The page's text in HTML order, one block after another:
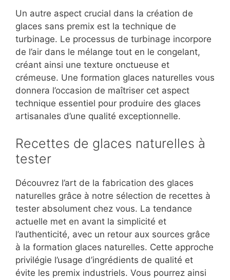
Un autre aspect crucial dans la création de
glaces sans premix est la technique de
turbinage. Le processus de turbinage incorpore
de l’air dans le mélange tout en le congelant,
créant ainsi une texture onctueuse et
crémeuse. Une formation glaces naturelles vous
donnera l’occasion de maîtriser cet aspect
technique essentiel pour produire des glaces
artisanales d’une qualité exceptionnelle.
Recettes de glaces naturelles à
tester
Découvrez l’art de la fabrication des glaces
naturelles grâce à notre sélection de recettes à
tester absolument chez vous. La tendance
actuelle met en avant la simplicité et
l’authenticité, avec un retour aux sources grâce
à la formation glaces naturelles. Cette approche
privilégie l’usage d’ingrédients de qualité et
évite les premix industriels. Vous pourrez ainsi